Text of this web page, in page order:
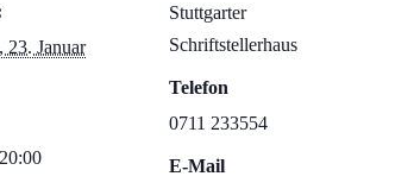
23. Januar
Stuttgarter
Schriftstellerhaus
Telefon
0711 233554
E-Mail